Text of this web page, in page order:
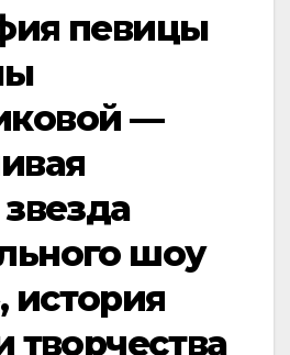
певицы
—
шоу
история
творчества